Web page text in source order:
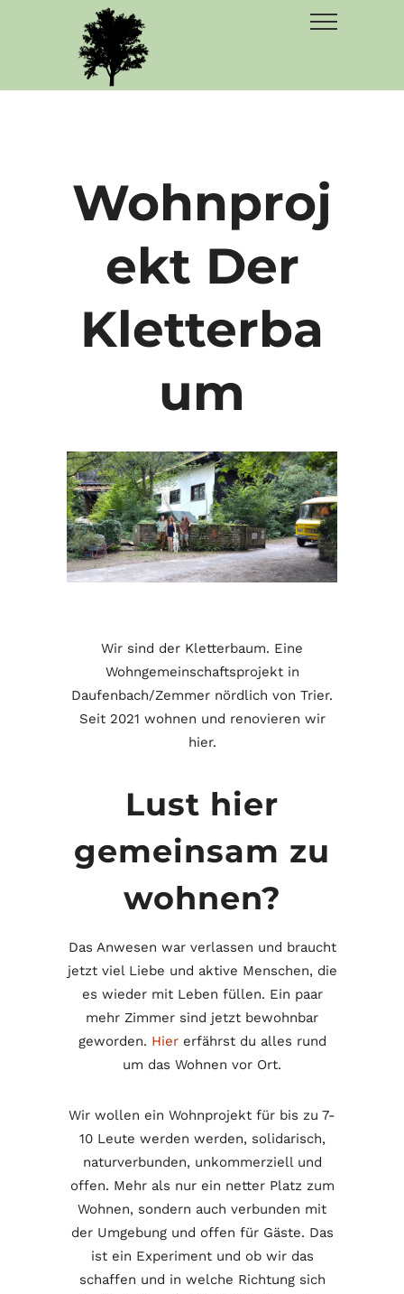
Wohnproj
ekt Der
Kletterba
um
Wir sind der Kletterbaum. Eine
Wohngemeinschaftsprojekt in
Daufenbach/Zemmer nördlich von Trier.
Seit 2021 wohnen und renovieren wir
hier.
Lust hier
gemeinsam zu
wohnen?
Das Anwesen war verlassen und braucht
jetzt viel Liebe und aktive Menschen, die
es wieder mit Leben füllen. Ein paar
mehr Zimmer sind jetzt bewohnbar
geworden. Hiererfährst du alles rund
um das Wohnen vor Ort.
Wir wollen ein Wohnprojekt für bis zu 7-
10 Leute werden werden, solidarisch,
naturverbunden, unkommerziell und
offen. Mehr als nur ein netter Platz zum
Wohnen, sondern auch verbunden mit
der Umgebung und offen für Gäste. Das
ist ein Experiment und ob wir das
schaffen und in welche Richtung sich